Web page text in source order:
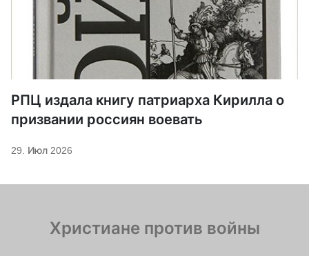
РПЦ издала книгу патриарха Кирилла о
призвании россиян воевать
29. Июл 2026
Христиане против войны